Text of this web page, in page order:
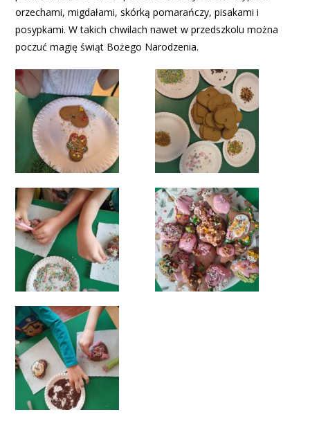
orzechami, migdałami, skórką pomarańczy, pisakami i
posypkami. W takich chwilach nawet w przedszkolu można
poczuć magię świąt Bożego Narodzenia.